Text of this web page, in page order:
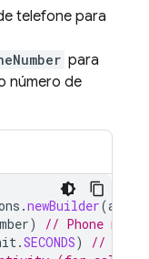
telefone para
para
número de
.newBuilder(auth
)
// Phone
.SECONDS)
//